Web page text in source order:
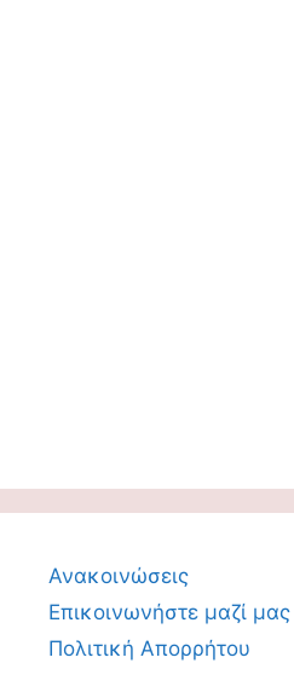
Ανακοινώσεις
Επικοινωνήστε μαζί μας
Πολιτική Απορρήτου